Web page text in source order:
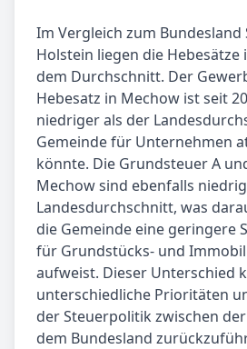
Im Vergleich zum Bundesland
Holstein liegen die
dem Durchschnitt. Der
Hebesatz in Mechow ist seit
niedriger als der
Gemeinde für Unternehmen
könnte. Die Grundsteuer A
Mechow sind ebenfalls
Landesdurchschnitt, was
die Gemeinde eine geringere
für Grundstücks- und
aufweist. Dieser Unterschied
unterschiedliche Prioritäten
der Steuerpolitik zwischen
dem Bundesland